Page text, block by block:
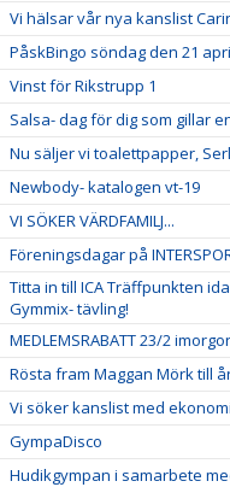
Vi hälsar vår nya kanslist
PåskBingo söndag den 21
Vinst för Rikstrupp 1
Salsa- dag för dig som gillar
Nu säljer vi toalettpapper,
Newbody- katalogen vt-19
VI SÖKER VÄRDFAMILJ...
Föreningsdagar på
Titta in till ICA Träffpunkten
Gymmix- tävling!
MEDLEMSRABATT 23/2
Rösta fram Maggan Mörk till
Vi söker kanslist med
GympaDisco
Hudikgympan i samarbete